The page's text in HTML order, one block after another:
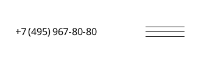
+7 (495) 967-80-80